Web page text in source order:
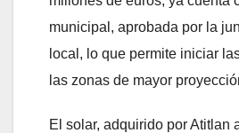
municipal, aprobada por la
local, lo que permite iniciar
las zonas de mayor
El solar, adquirido por Atitlan